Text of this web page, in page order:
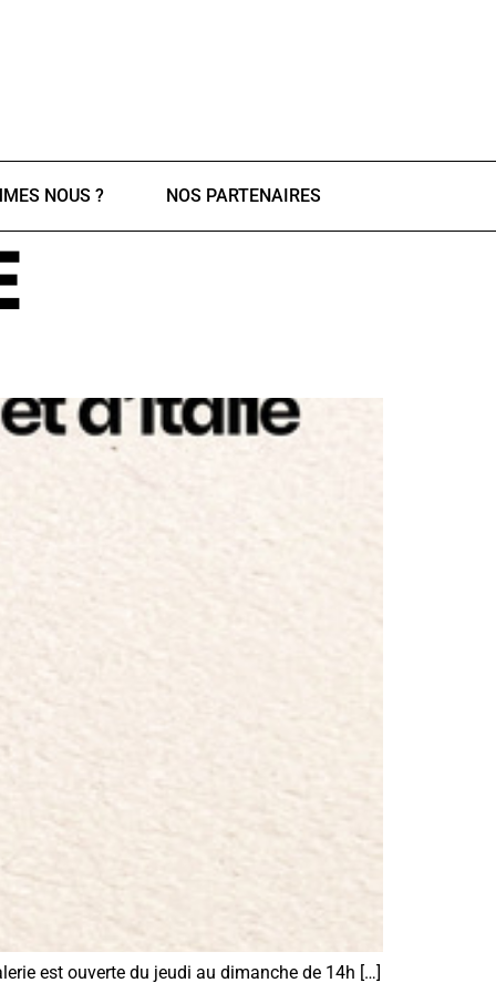
NOUS ? NOS PARTENAIRES
est ouverte du jeudi au dimanche de 14h […]